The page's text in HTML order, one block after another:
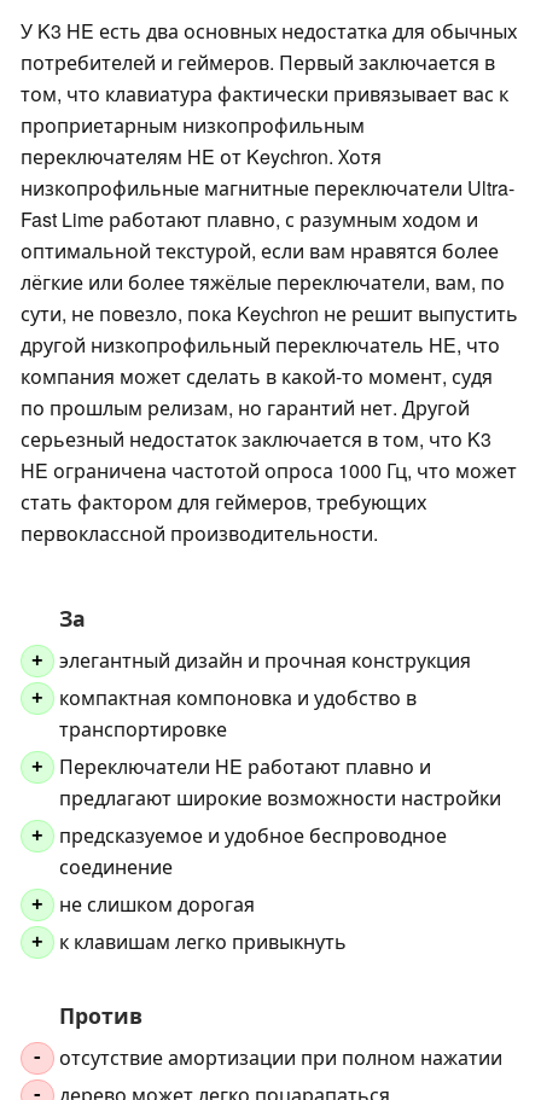
У K3 HE есть два основных недостатка для обычных
потребителей и геймеров. Первый заключается в
том, что клавиатура фактически привязывает вас к
проприетарным низкопрофильным
переключателям HE от Keychron. Хотя
низкопрофильные магнитные переключатели Ultra-
Fast Lime работают плавно, с разумным ходом и
оптимальной текстурой, если вам нравятся более
лёгкие или более тяжёлые переключатели, вам, по
сути, не повезло, пока Keychron не решит выпустить
другой низкопрофильный переключатель HE, что
компания может сделать в какой-то момент, судя
по прошлым релизам, но гарантий нет. Другой
серьезный недостаток заключается в том, что K3
HE ограничена частотой опроса 1000 Гц, что может
стать фактором для геймеров, требующих
первоклассной производительности.
За
+ элегантный дизайн и прочная конструкция
+
компактная компоновка и удобство в
транспортировке
+
Переключатели HE работают плавно и
предлагают широкие возможности настройки
+
предсказуемое и удобное беспроводное
соединение
+ не слишком дорогая
+ к клавишам легко привыкнуть
Против
- отсутствие амортизации при полном нажатии
дерево может легко поцарапаться